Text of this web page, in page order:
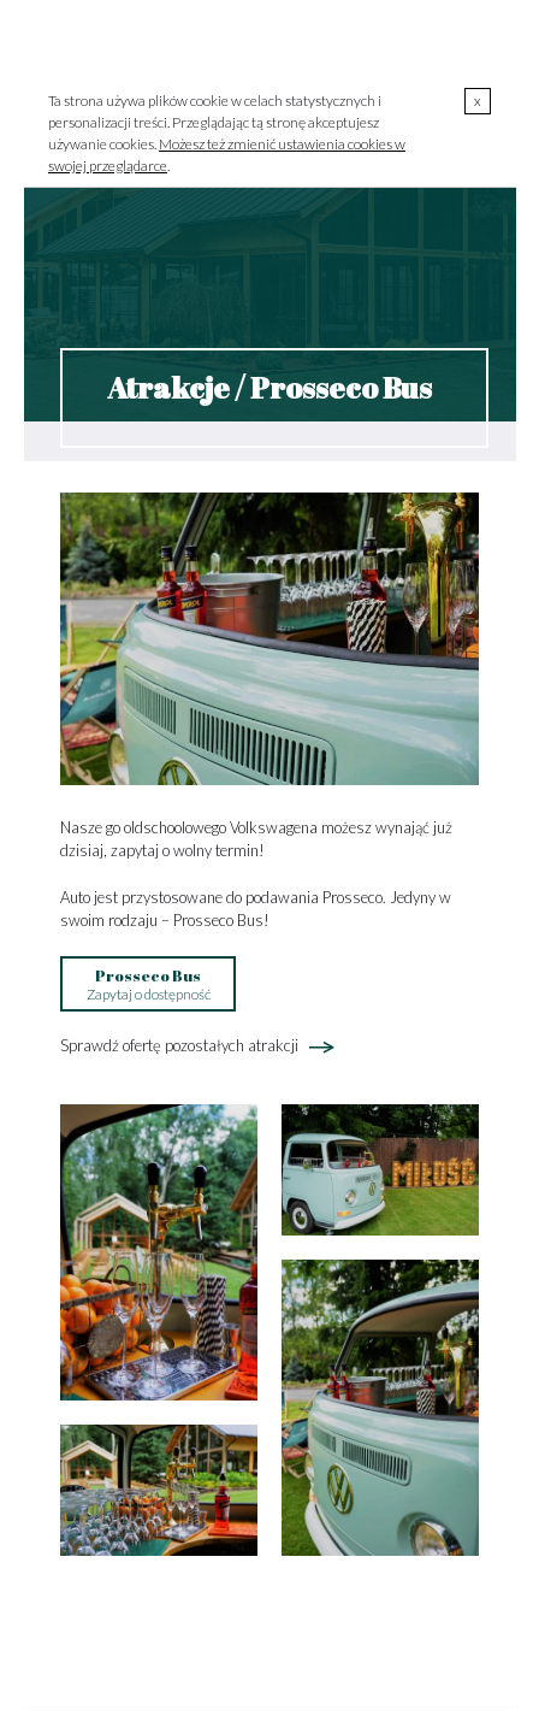
Ta strona używa plików cookie w celach statystycznych i
personalizacji treści. Przeglądając tą stronę akceptujesz
używanie cookies. Możesz też zmienić ustawienia cookies w
swojej przeglądarce.
x
szklarnia@szklarniagrodzisk.pl
Atrakcje / Prosseco Bus
Nasze go oldschoolowego Volkswagena możesz wynająć już
dzisiaj, zapytaj o wolny termin!
Auto jest przystosowane do podawania Prosseco. Jedyny w
swoim rodzaju – Prosseco Bus!
Prosseco Bus
Zapytaj o dostępność
Sprawdź ofertę pozostałych atrakcji